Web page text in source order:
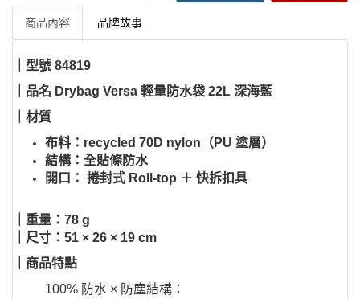
商品內容 品牌故事
｜型號 84819
｜品名 Drybag Versa 輕量防水袋 22L 深海藍
｜材質
布料：recycled 70D nylon（PU 塗層）
結構：全貼條防水
開口： 捲封式 Roll-top ＋ 快拆扣具
｜重量：78 g
｜尺寸：51 × 26 × 19 cm
｜商品特點
100% 防水 × 防塵結構：